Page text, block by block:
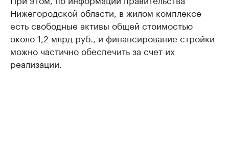
Нижегородской области, в жилом комплексе
есть свободные активы общей стоимостью
около 1,2 млрд руб., и финансирование стройки
можно частично обеспечить за счет их
реализации.